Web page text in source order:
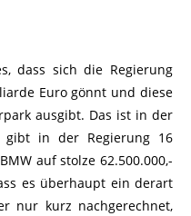
dass sich die Regierung
Euro gönnt und diese
ausgibt. Das ist in der
gibt in der Regierung 16
auf stolze 62.500.000,-
es überhaupt ein derart
nur kurz nachgerechnet,